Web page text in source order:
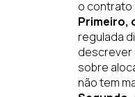
o contrato
Primeiro,
regulada
descrever
sobre
não tem